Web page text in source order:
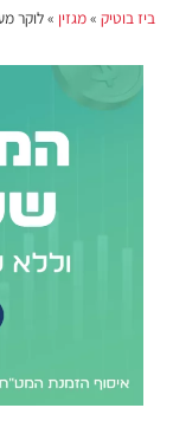
ביז בוטיק »מגזין »לוקר